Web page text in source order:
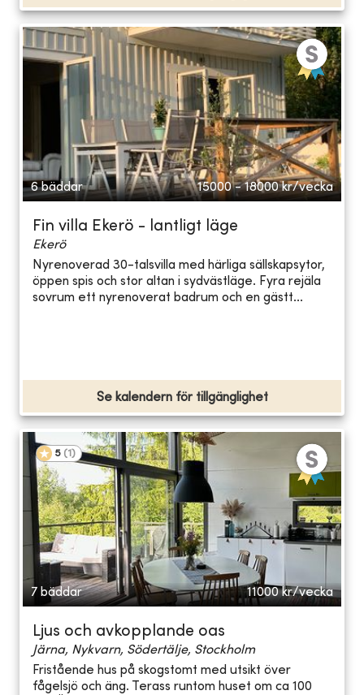
6 bäddar 15000 - 18000 kr/vecka
Fin villa Ekerö - lantligt läge
Ekerö
Nyrenoverad 30-talsvilla med härliga sällskapsytor,
öppen spis och stor altan i sydvästläge. Fyra rejäla
sovrum ett nyrenoverat badrum och en gästt...
Se kalendern för tillgänglighet
5 (1 )
7 bäddar 11000 kr/vecka
Ljus och avkopplande oas
Järna, Nykvarn, Södertälje, Stockholm
Fristående hus på skogstomt med utsikt över
fågelsjö och äng. Terass runtom huset om ca 100